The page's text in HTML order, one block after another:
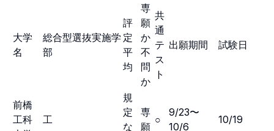
大学
名
総合型選抜実施学
部
評
定
平
均
専
願
か
不
問
か
共
通
テ
ス
ト
出願期間 試験日
前橋
工科
工
規
定
な
専
願
○
9/23〜
10/6
10/19